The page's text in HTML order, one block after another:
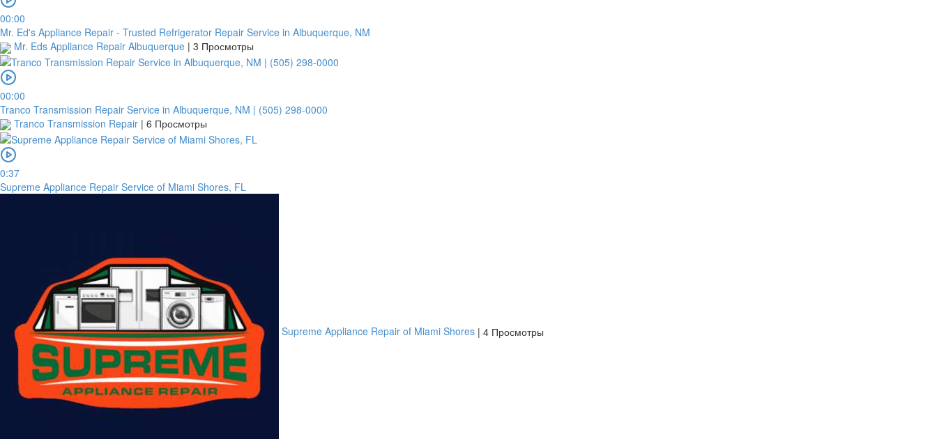
00:00
Mr. Ed's Appliance Repair - Trusted Refrigerator Repair Service in Albuquerque, NM
Mr. Eds Appliance Repair Albuquerque | 3 Просмотры
00:00
Tranco Transmission Repair Service in Albuquerque, NM | (505) 298-0000
Tranco Transmission Repair | 6 Просмотры
0:37
Supreme Appliance Repair Service of Miami Shores, FL
Supreme Appliance Repair of Miami Shores | 4 Просмотры